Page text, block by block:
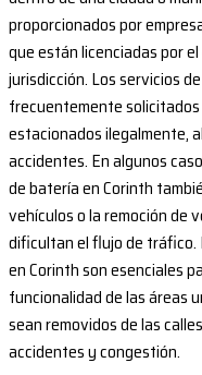
proporcionados por
que están licenciadas por
jurisdicción. Los servicios
frecuentemente
estacionados ilegalmente,
accidentes. En algunos
de batería en Corinth
vehículos o la remoción de
dificultan el flujo de tráfico.
en Corinth son esenciales
funcionalidad de las áreas
sean removidos de las
accidentes y congestión.